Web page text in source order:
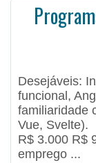
Desejáveis:
funcional,
familiaridade
Vue, Svelte).
R$ 3.000 R$
emprego ...